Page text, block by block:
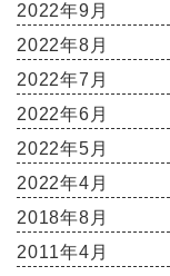
2022年9月
2022年8月
2022年7月
2022年6月
2022年5月
2022年4月
2018年8月
2011年4月